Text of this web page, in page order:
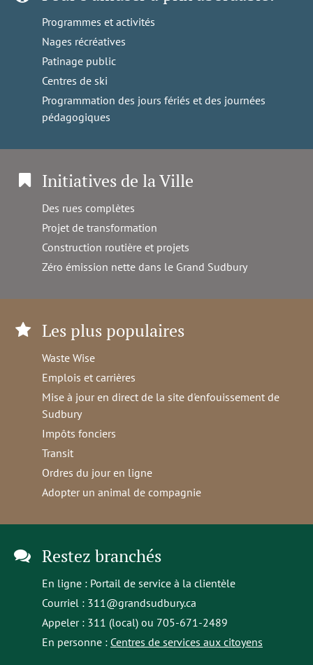
Programmes et activités
Nages récréatives
Patinage public
Centres de ski
Programmation des jours fériés et des journées
pédagogiques
Initiatives de la Ville
Des rues complètes
Projet de transformation
Construction routière et projets
Zéro émission nette dans le Grand Sudbury
Les plus populaires
Waste Wise
Emplois et carrières
Mise à jour en direct de la site d'enfouissement de
Sudbury
Impôts fonciers
Transit
Ordres du jour en ligne
Adopter un animal de compagnie
Restez branchés
En ligne : Portail de service à la clientèle
Courriel : 311@grandsudbury.ca
Appeler : 311 (local) ou 705-671-2489
En personne : Centres de services aux citoyens